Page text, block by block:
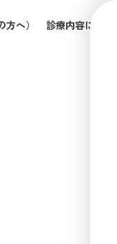
へ） 診療内容について